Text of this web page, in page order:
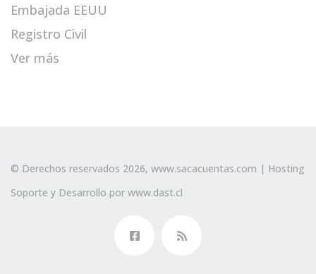
Embajada EEUU
Registro Civil
Ver más
© Derechos reservados 2026, www.sacacuentas.com | Hosting
Soporte y Desarrollo por www.dast.cl